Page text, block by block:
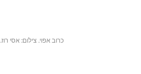
כרוב אפוי. צילום: אסי רוז.